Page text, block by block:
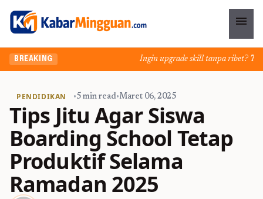
menu
BREAKING Ingin upgrade skill tanpa ribet?
PENDIDIKAN •5 min read•Maret 06, 2025
Tips Jitu Agar Siswa
Boarding School Tetap
Produktif Selama
Ramadan 2025